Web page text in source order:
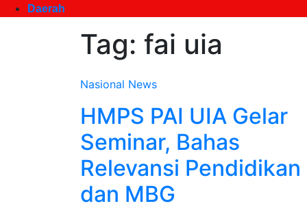
Daerah
Tag: fai uia
Nasional News
HMPS PAI UIA Gelar
Seminar, Bahas
Relevansi Pendidikan
dan MBG